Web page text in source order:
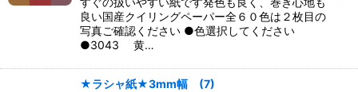
良い国産クイリングペーパー全６０色は２枚目の
写真ご確認ください ●色選択してください
●3043 黄…
★ラシャ紙★3mm幅 (7)